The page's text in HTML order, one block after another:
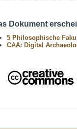
Dokument
5 Philosophische
CAA: Digital